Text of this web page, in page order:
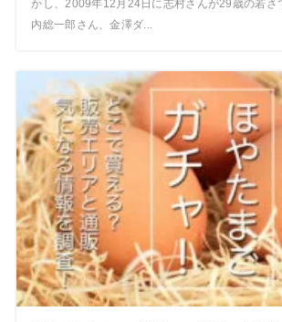
かし、2009年12月24日に志村さんが29歳の若さ
内総一郎さん、金澤ダ...